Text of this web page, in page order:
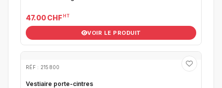
47.00 CHF HT
VOIR LE PRODUIT
RÉF : 215800
Vestiaire porte-cintres